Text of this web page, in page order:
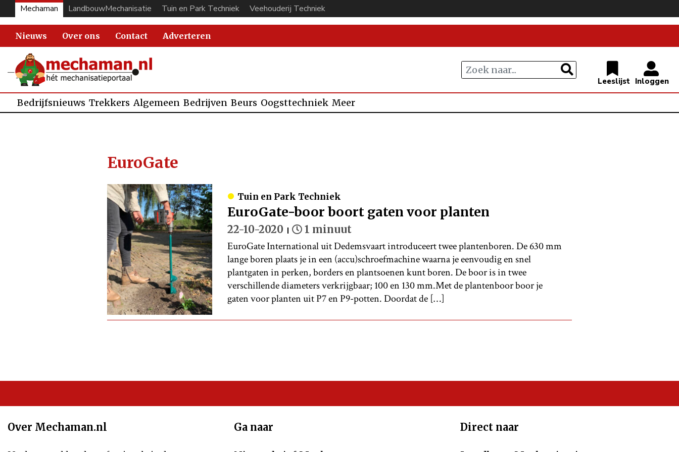
Mechaman LandbouwMechanisatie Tuin en Park Techniek Veehouderij Techniek
Nieuws Over ons Contact Adverteren
Bedrijfsnieuws Trekkers Algemeen Bedrijven Beurs Oogsttechniek Meer
EuroGate
Tuin en Park Techniek
EuroGate-boor boort gaten voor planten
22-10-2020 1 minuut
EuroGate International uit Dedemsvaart introduceert twee plantenboren. De 630 mm
lange boren plaats je in een (accu)schroefmachine waarna je eenvoudig en snel
plantgaten in perken, borders en plantsoenen kunt boren. De boor is in twee
verschillende diameters verkrijgbaar; 100 en 130 mm.Met de plantenboor boor je
gaten voor planten uit P7 en P9-potten. Doordat de […]
Over Mechaman.nl Ga naar Direct naar